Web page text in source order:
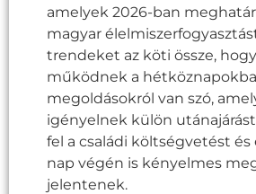
amelyek 2026-ban
magyar
trendeket az köti össze,
működnek a
megoldásokról van szó,
igényelnek külön
fel a családi költségvetést és
nap végén is kényelmes
jelentenek.